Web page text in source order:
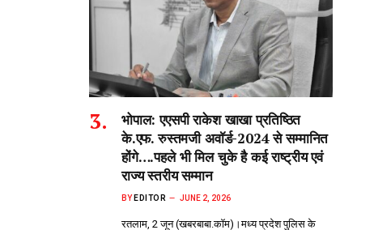
भोपाल: एएसपी राकेश‌ खाखा प्रतिष्ठित
के.एफ. रुस्तमजी अवॉर्ड-2024 से सम्मानित
होंगे….पहले भी मिल चुके है कई राष्ट्रीय एवं
राज्य स्तरीय सम्मान
BY EDITOR JUNE 2, 2026
रतलाम, 2 जून (खबरबाबा.कॉम)।मध्य प्रदेश पुलिस के